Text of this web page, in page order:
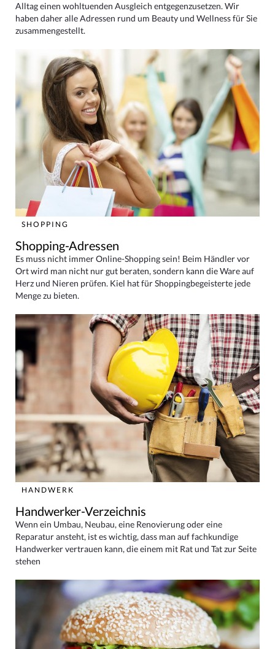
Alltag einen wohltuenden Ausgleich entgegenzusetzen. Wir
haben daher alle Adressen rund um Beauty und Wellness für Sie
zusammengestellt.
SHOPPING
Shopping-Adressen
Es muss nicht immer Online-Shopping sein! Beim Händler vor
Ort wird man nicht nur gut beraten, sondern kann die Ware auf
Herz und Nieren prüfen. Kiel hat für Shoppingbegeisterte jede
Menge zu bieten.
HANDWERK
Handwerker-Verzeichnis
Wenn ein Umbau, Neubau, eine Renovierung oder eine
Reparatur ansteht, ist es wichtig, dass man auf fachkundige
Handwerker vertrauen kann, die einem mit Rat und Tat zur Seite
stehen